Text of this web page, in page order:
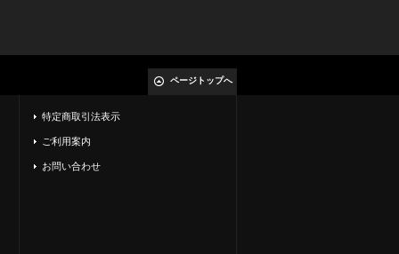
ページトップへ
特定商取引法表示
ご利用案内
お問い合わせ